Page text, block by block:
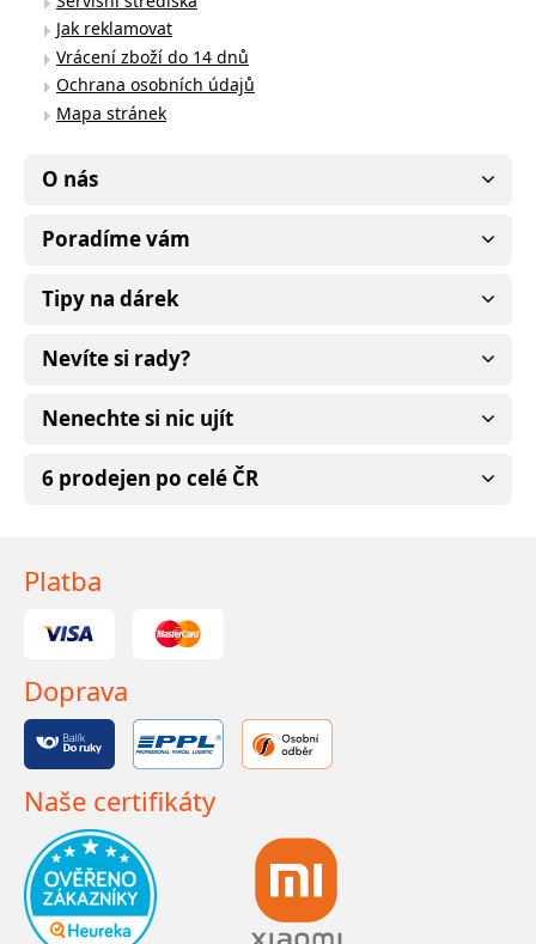
Jak reklamovat
Vrácení zboží do 14 dnů
Ochrana osobních údajů
Mapa stránek
O nás
Poradíme vám
Tipy na dárek
Nevíte si rady?
Nenechte si nic ujít
6 prodejen po celé ČR
Platba
Doprava
Naše certifikáty